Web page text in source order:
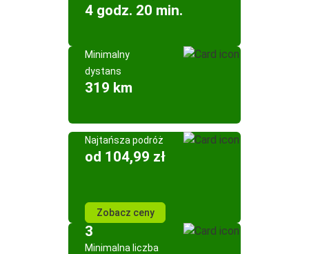
4 godz. 20 min.
Minimalny
dystans
319 km
Najtańsza podróż
od 104,99 zł
Zobacz ceny
3
Minimalna liczba